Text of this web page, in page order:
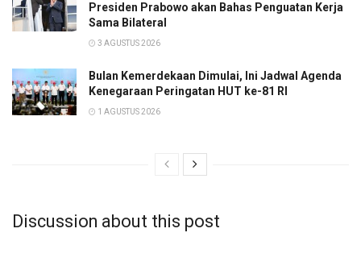
Presiden Prabowo akan Bahas Penguatan Kerja
Sama Bilateral
3 AGUSTUS 2026
Bulan Kemerdekaan Dimulai, Ini Jadwal Agenda
Kenegaraan Peringatan HUT ke-81 RI
1 AGUSTUS 2026
Discussion about this post